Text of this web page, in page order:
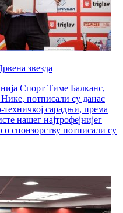
звезда
Спорт Тиме Балканс,
потписали су данас
сарадњи, према
нашег најтрофејнијег
спонзорству потписали су